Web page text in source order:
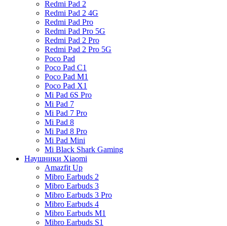
Redmi Pad 2
Redmi Pad 2 4G
Redmi Pad Pro
Redmi Pad Pro 5G
Redmi Pad 2 Pro
Redmi Pad 2 Pro 5G
Poco Pad
Poco Pad C1
Poco Pad M1
Poco Pad X1
Mi Pad 6S Pro
Mi Pad 7
Mi Pad 7 Pro
Mi Pad 8
Mi Pad 8 Pro
Mi Pad Mini
Mi Black Shark Gaming
Наушники Xiaomi
Amazfit Up
Mibro Earbuds 2
Mibro Earbuds 3
Mibro Earbuds 3 Pro
Mibro Earbuds 4
Mibro Earbuds M1
Mibro Earbuds S1